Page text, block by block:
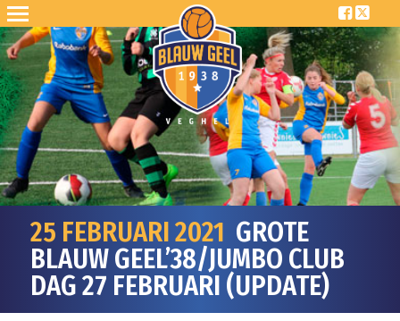
25 FEBRUARI 2021 GROTE
BLAUW GEEL’38/JUMBO CLUB
DAG 27 FEBRUARI (UPDATE)